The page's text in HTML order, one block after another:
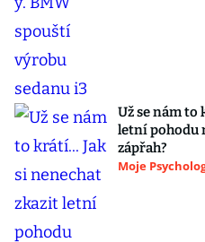
Už se nám to
letní pohodu
zápřah?
Moje